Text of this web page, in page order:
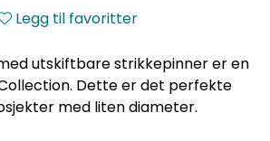
Legg til favoritter
utskiftbare strikkepinner er en
Dette er det perfekte
med liten diameter.